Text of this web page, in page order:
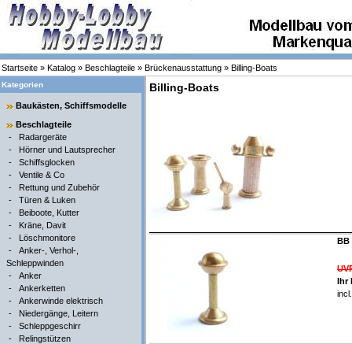
Startseite » Katalog » Beschlagteile » Brückenausstattung » Billing-Boats
Kategorien
Baukästen, Schiffsmodelle
Beschlagteile
- Radargeräte
- Hörner und Lautsprecher
- Schiffsglocken
- Ventile & Co
- Rettung und Zubehör
- Türen & Luken
- Beiboote, Kutter
- Kräne, Davit
- Löschmonitore
- Anker-, Verhol-,
Schleppwinden
- Anker
- Ankerketten
- Ankerwinde elektrisch
- Niedergänge, Leitern
- Schleppgeschirr
- Relingstützen
Billing-Boats
BB
Ihr